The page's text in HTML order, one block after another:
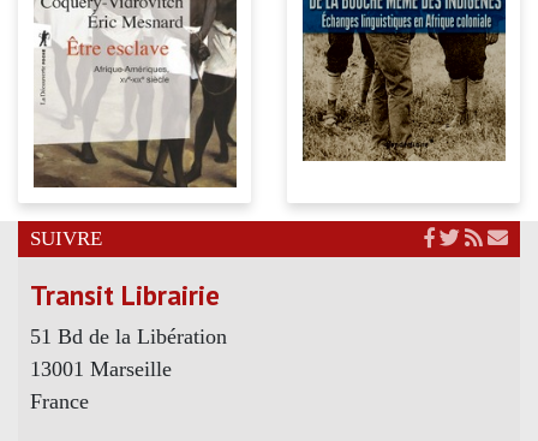
SUIVRE
Transit Librairie
51 Bd de la Libération
13001 Marseille
France